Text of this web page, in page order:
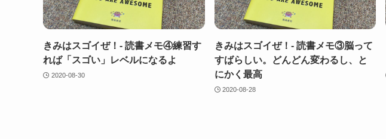
きみはスゴイぜ！- 読書メモ④練習す
れば「スゴい」レベルになるよ
2020-08-30
きみはスゴイぜ！- 読書メモ③脳って
すばらしい。どんどん変わるし、と
にかく最高
2020-08-28